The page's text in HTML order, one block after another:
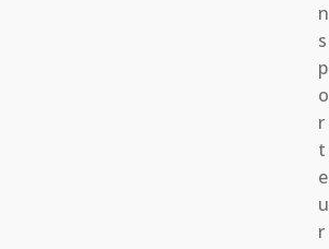
n
s
p
o
r
t
e
u
r